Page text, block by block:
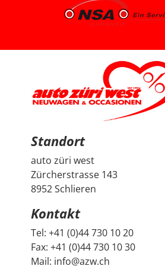
uns gut aufgehoben. Besonders
spannenden Austausch mit dem
allgemeine Autothemen und Dinge,
Thema Auto vorhanden ist. Sehr geschätzt haben wir
zudem, dass vor der Übergabe extra
durchgeführt wurde, damit wir mit
länger Ruhe haben. Das ist nicht
hat den positiven Eindruck nochmals
freuen uns sehr über unseren
bedanken uns herzlich bei Auto Züri
Herrn Francesco Salerno für die
den guten Austausch und den super
Standort
auto züri west
Zürcherstrasse 143
8952 Schlieren
Kontakt
Tel:+41 (0)44 730 10 20
Fax:+41 (0)44 730 10 30
Mail: info@azw.ch